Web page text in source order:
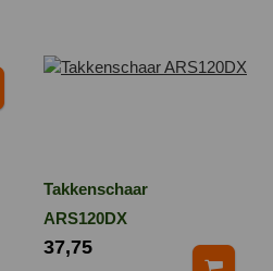
Takkenschaar
ARS120DX
37,75